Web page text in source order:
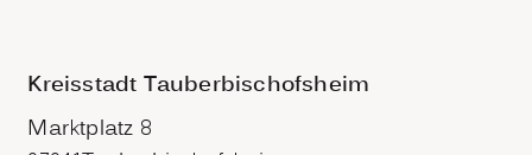
Kreisstadt Tauberbischofsheim
Marktplatz 8